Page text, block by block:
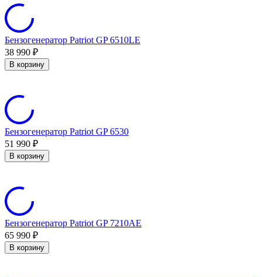
Бензогенератор Patriot GP 6510LE
38 990 ₽
В корзину
Бензогенератор Patriot GP 6530
51 990 ₽
В корзину
Бензогенератор Patriot GP 7210AE
65 990 ₽
В корзину